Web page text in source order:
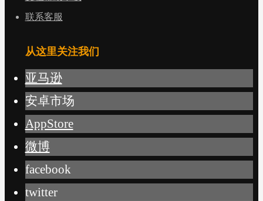
联系客服
从这里关注我们
亚马逊
安卓市场
AppStore
微博
facebook
twitter